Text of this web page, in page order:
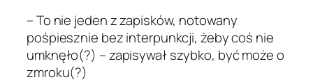
– To nie jeden z zapisków, notowany
pośpiesznie bez interpunkcji, żeby coś nie
umknęło(?) – zapisywał szybko, być może o
zmroku(?)